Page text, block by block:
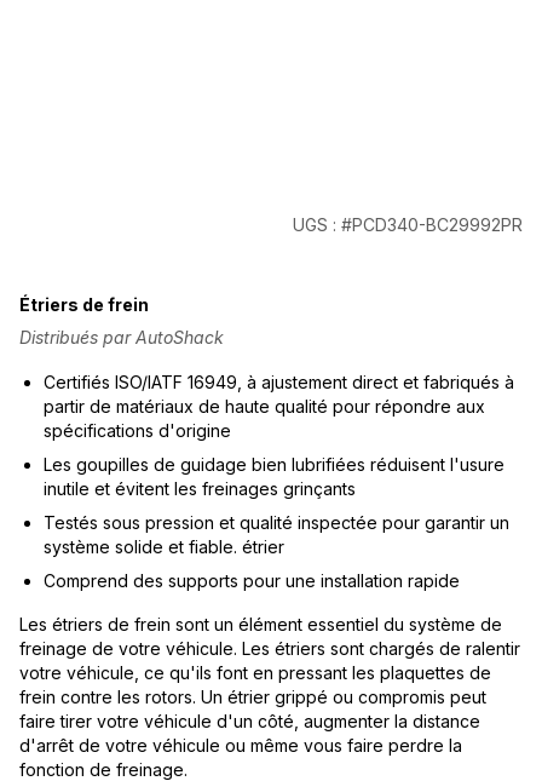
UGS : #PCD340-BC29992PR
Étriers de frein
Distribués par AutoShack
Certifiés ISO/IATF 16949, à ajustement direct et fabriqués à
partir de matériaux de haute qualité pour répondre aux
spécifications d'origine
Les goupilles de guidage bien lubrifiées réduisent l'usure
inutile et évitent les freinages grinçants
Testés sous pression et qualité inspectée pour garantir un
système solide et fiable. étrier
Comprend des supports pour une installation rapide
Les étriers de frein sont un élément essentiel du système de
freinage de votre véhicule. Les étriers sont chargés de ralentir
votre véhicule, ce qu'ils font en pressant les plaquettes de
frein contre les rotors. Un étrier grippé ou compromis peut
faire tirer votre véhicule d'un côté, augmenter la distance
d'arrêt de votre véhicule ou même vous faire perdre la
fonction de freinage.